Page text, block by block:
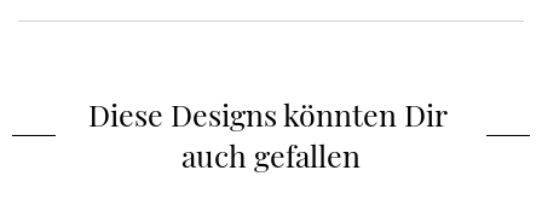
Diese Designs könnten Dir
auch gefallen